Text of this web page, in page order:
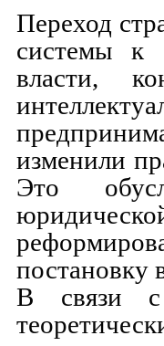
Переход
системы к
власти,
изменили
Это
постановку
В связи с